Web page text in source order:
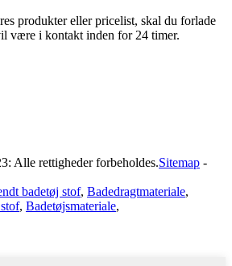
produkter eller pricelist, skal du forlade
være i kontakt inden for 24 timer.
Alle rettigheder forbeholdes.Sitemap -
badetøj stof, Badedragtmateriale,
, Badetøjsmateriale,